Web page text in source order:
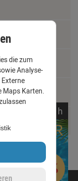
h
die zum
Analyse-
Maps Karten.